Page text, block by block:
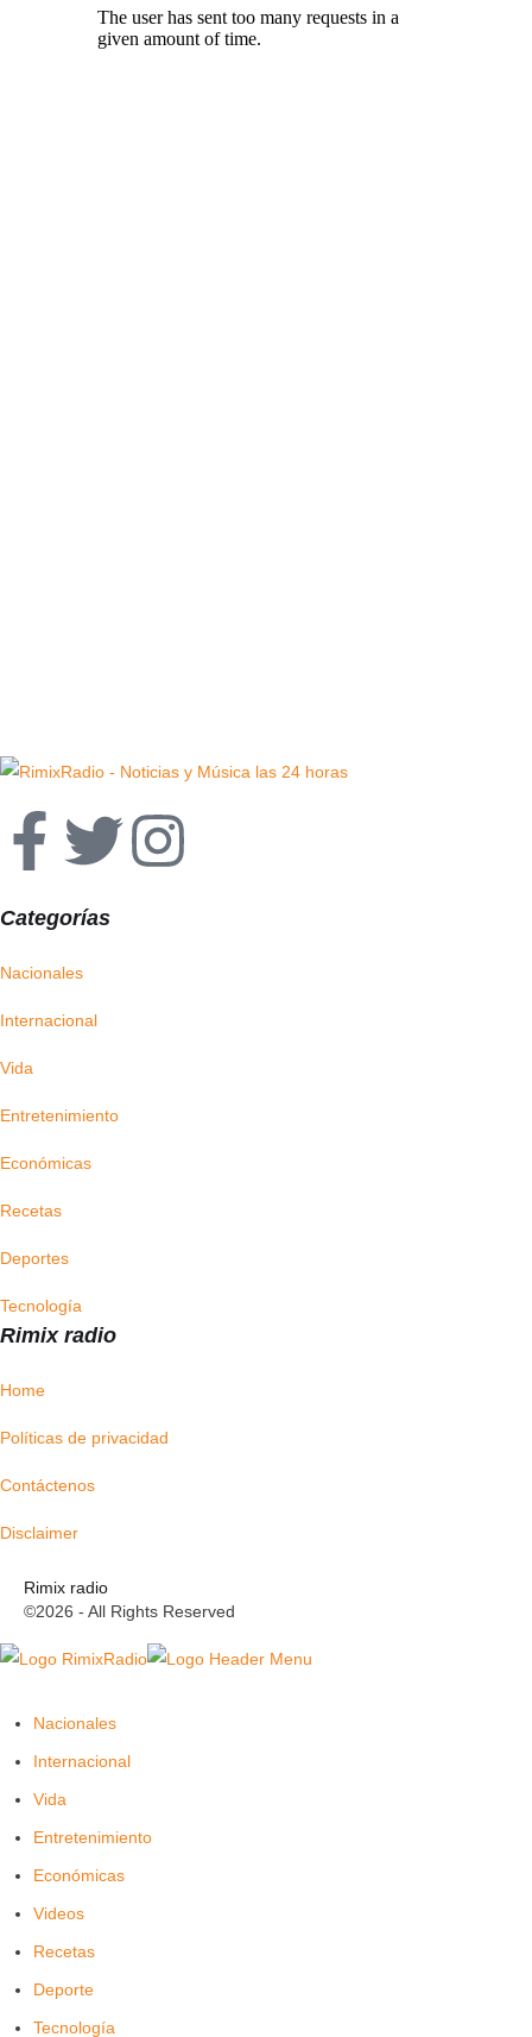
Rimix radio
Home
Políticas de privacidad
Contáctenos
Disclaimer
Categorías
Nacionales
Internacional
Vida
Entretenimiento
Económicas
Recetas
Deportes
Tecnología
Rimix radio
©2026 - All Rights Reserved
Nacionales
Internacional
Vida
Entretenimiento
Económicas
Videos
Recetas
Deporte
Tecnología